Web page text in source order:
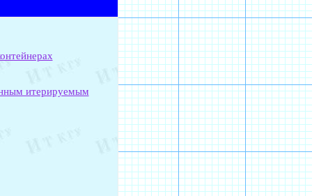
итерируемым